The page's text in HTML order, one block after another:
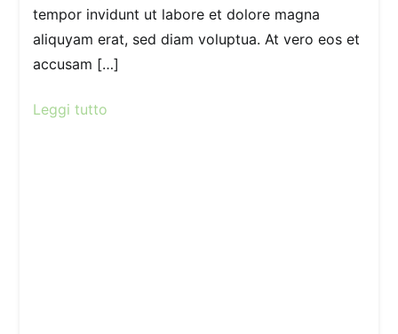
tempor invidunt ut labore et dolore magna
aliquyam erat, sed diam voluptua. At vero eos et
accusam […]
Leggi tutto